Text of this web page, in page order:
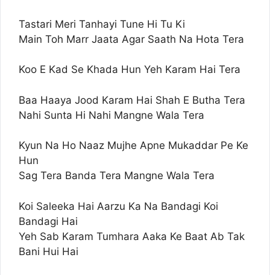
Tastari Meri Tanhayi Tune Hi Tu Ki
Main Toh Marr Jaata Agar Saath Na Hota Tera
Koo E Kad Se Khada Hun Yeh Karam Hai Tera
Baa Haaya Jood Karam Hai Shah E Butha Tera
Nahi Sunta Hi Nahi Mangne Wala Tera
Kyun Na Ho Naaz Mujhe Apne Mukaddar Pe Ke
Hun
Sag Tera Banda Tera Mangne Wala Tera
Koi Saleeka Hai Aarzu Ka Na Bandagi Koi
Bandagi Hai
Yeh Sab Karam Tumhara Aaka Ke Baat Ab Tak
Bani Hui Hai